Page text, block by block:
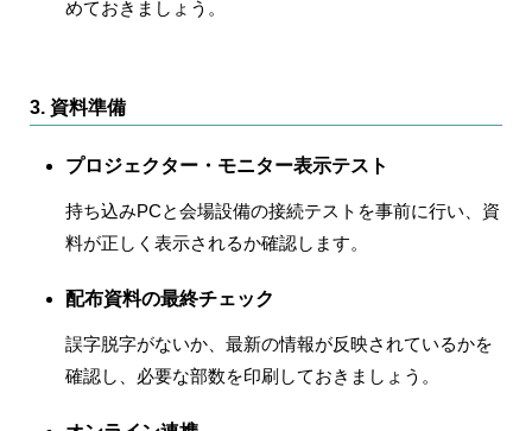
めておきましょう。
3. 資料準備
プロジェクター・モニター表示テスト
持ち込みPCと会場設備の接続テストを事前に行い、資
料が正しく表示されるか確認します。
配布資料の最終チェック
誤字脱字がないか、最新の情報が反映されているかを
確認し、必要な部数を印刷しておきましょう。